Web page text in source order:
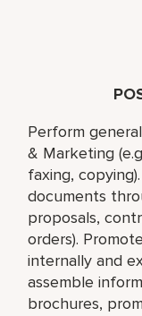
Perform
& Marketing
faxing,
documents
proposals,
orders).
internally and
assemble
brochures,